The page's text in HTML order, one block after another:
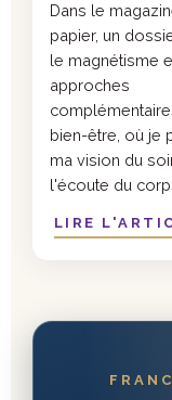
Dans le
papier, un
le magnétisme
approches
bien-être, où je
ma vision du
l'écoute du
LIRE